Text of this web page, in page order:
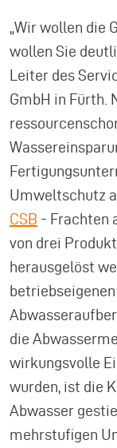
„Wir wollen die
wollen Sie
Leiter des
GmbH in Fürth.
Umweltschutz
CSB - Frachten
von drei
herausgelöst
die
wirkungsvolle
wurden, ist die
Abwasser
mehrstufigen